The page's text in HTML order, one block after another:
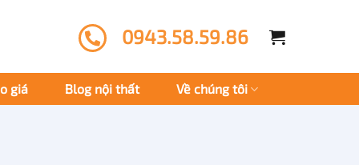
0943.58.59.86
giá Blog nội thất Về chúng tôi